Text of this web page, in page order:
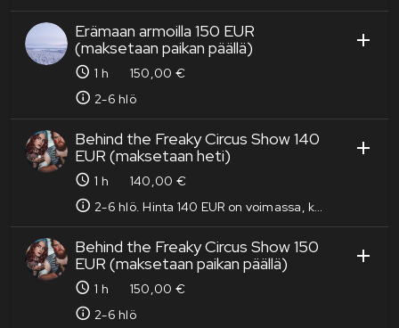
Erämaan armoilla 150 EUR
(maksetaan paikan päällä)
1 h
150,00 €
2-6 hlö
Behind the Freaky Circus Show 140
EUR (maksetaan heti)
1 h
140,00 €
2-6 hlö. Hinta 140 EUR on voimassa, kun maksat pelin heti verkossa. Jos maksat vasta paikan päällä on hinta 150 EUR
Behind the Freaky Circus Show 150
EUR (maksetaan paikan päällä)
1 h
150,00 €
2-6 hlö